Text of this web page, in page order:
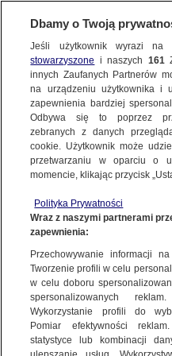
KONTAKT24|NAJNOWSZE
Czołowe
Pięć kobiet
4 STYCZNIA 2014 9:03
Wyślij
WYŚLIJ MATERIAŁ
NAJNOWSZE
GORĄCE TEMATY
WIĘCEJ
KANAŁY
Jedno konto
Dbamy o Twoją
Jeśli użytkownik wyrazi
stowarzyszone i naszych 161
innych Zaufanych Partnerów
na urządzeniu użytkownika i
zapewnienia bardziej
Odbywa się to poprzez
zebranych z danych
cookie. Użytkownik może
przetwarzaniu w oparciu o
momencie, klikając przycisk
Polityka Prywatności
Wraz z naszymi partnerami
zapewnienia:
Przechowywanie informacji
Tworzenie profili w celu
w celu doboru
spersonalizowanych
Wykorzystanie profili do
Pomiar efektywności
statystyce lub kombinacji